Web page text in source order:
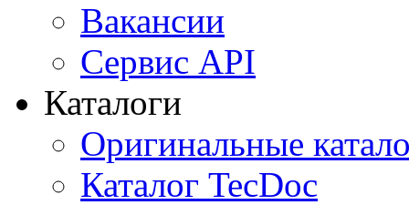
Вакансии
Сервис API
Каталоги
Оригинальные
Каталог TecDoc